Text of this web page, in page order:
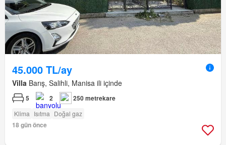
45.000 TL/ay
Villa Barış, Salihli, Manisa ili içinde
5 2 250 metrekare
Klima Isıtma Doğal gaz
18 gün önce